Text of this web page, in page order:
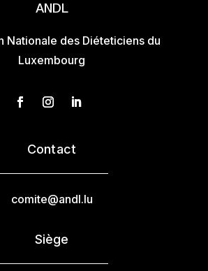
ANDL
Nationale des Diéteticiens du
Luxembourg
Contact
comite@andl.lu
Siège